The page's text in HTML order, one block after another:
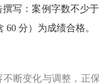
写：案例字数不少
60 分）为成绩合格。
断变化与调整，正